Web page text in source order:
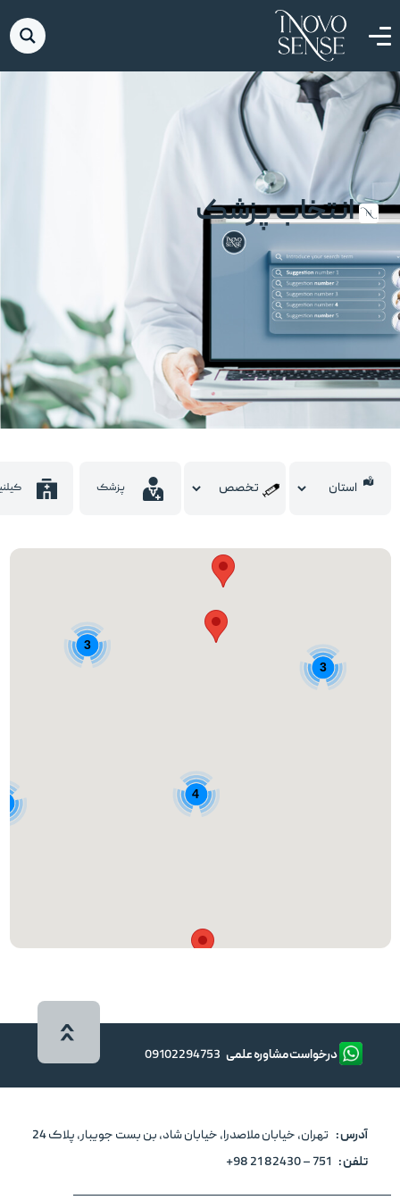
انتخاب پزشک
3
3
4
درخواست مشاوره علمی 09102294753
آدرس : تهران، خیابان ملاصدرا، خیابان شاد، بن بست جویبار، پلاک 24
تلفن : 751 – 82430 21 98+